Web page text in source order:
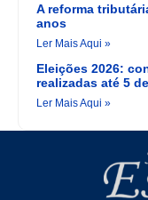
A reforma
anos
Ler Mais Aqui »
Eleições 2026:
realizadas até 5
Ler Mais Aqui »